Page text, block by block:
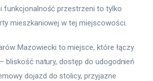
funkcjonalność przestrzeni to tylko
mieszkaniowej w tej miejscowości.
Mazowiecki to miejsce, które łączy
bliskość natury, dostęp do udogodnień
dojazd do stolicy, przyjazne